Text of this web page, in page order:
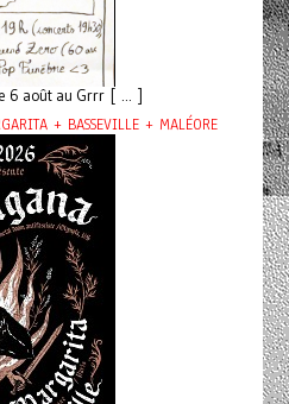
6 août au Grrr [ ... ]
+ BASSEVILLE + MALÉORE